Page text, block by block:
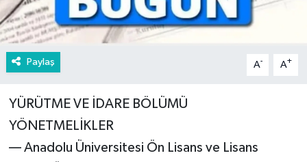
Paylaş A- A+
YÜRÜTME VE İDARE BÖLÜMÜ
YÖNETMELİKLER
–– Anadolu Üniversitesi Ön Lisans ve Lisans